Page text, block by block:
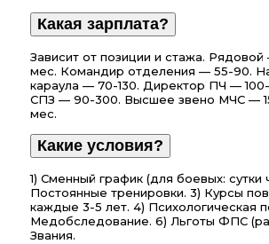
Какая зарплата?
Зависит от позиции и стажа.
мес. Командир отделения — 55-90.
караула — 70-130. Директор ПЧ —
СПЗ — 90-300. Высшее звено МЧС —
мес.
Какие условия?
1) Сменный график (для боевых: сутки
Постоянные тренировки. 3) Курсы
каждые 3-5 лет. 4) Психологическая
Медобследование. 6) Льготы ФПС
Звания.